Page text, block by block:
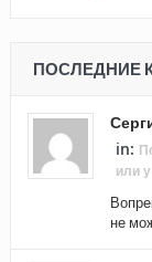
ПОСЛЕДНИЕ
in:
или
не